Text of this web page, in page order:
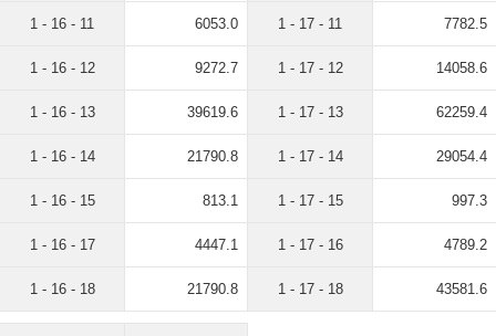
1 - 16 - 11 6053.0
1 - 16 - 12 9272.7
1 - 16 - 13 39619.6
1 - 16 - 14 21790.8
1 - 16 - 15 813.1
1 - 16 - 17 4447.1
1 - 16 - 18 21790.8
1 - 17 - 11 7782.5
1 - 17 - 12 14058.6
1 - 17 - 13 62259.4
1 - 17 - 14 29054.4
1 - 17 - 15 997.3
1 - 17 - 16 4789.2
1 - 17 - 18 43581.6